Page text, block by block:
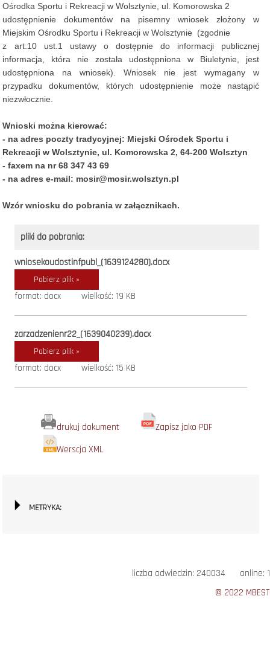
Ośrodka Sportu i Rekreacji w Wolsztynie,
ul. Komorowska 2
udostępnienie dokumentów na pisemny wniosek złożony w
Miejskim Ośrodku Sportu i Rekreacji w Wolsztynie (zgodnie
z art.10 ust.1 ustawy o dostępnie do informacji publicznej
informacja, która nie została udostępniona w Biuletynie, jest
udostępniona na wniosek). Wniosek nie jest wymagany w
przypadku dokumentów, których udostępnienie może nastąpić
niezwłocznie.
Wnioski można kierować:
- na adres poczty tradycyjnej: Miejski Ośrodek Sportu i
Rekreacji w Wolsztynie, ul. Komorowska 2, 64-200 Wolsztyn
- faxem na nr 68 347 43 69
- na adres e-mail: mosir@mosir.wolsztyn.pl
Wzór wniosku do pobrania w załącznikach.
pliki do pobrania:
wniosekoudostinfpubl_(1639124280).docx
Pobierz plik »
format: docx wielkość: 19 KB
zarzadzenienr22_(1639040239).docx
Pobierz plik »
format: docx wielkość: 15 KB
drukuj dokument
Zapisz jako PDF
Werscja XML
METRYKA:
liczba odwiedzin: 240034 online: 1
© 2022 MBEST